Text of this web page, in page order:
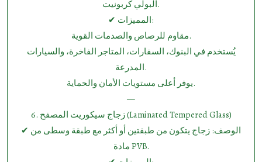
البولي كربونيت.
✔ المميزات:
مقاوم للرصاص والصدمات القوية.
يُستخدم في البنوك، السفارات، المتاجر الفاخرة، والسيارات
المدرعة.
يوفر أعلى مستويات الأمان والحماية.
—
6.⁠ ⁠زجاج سيكوريت المصفح (Laminated Tempered Glass)
✔ الوصف: زجاج يتكون من طبقتين أو أكثر مع طبقة وسطى من
مادة PVB.